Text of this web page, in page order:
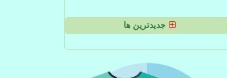
جدیدترین ها